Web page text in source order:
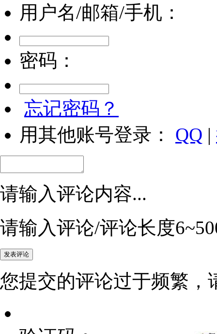
用户名/邮箱/手机：
密码：
忘记密码？
用其他账号登录： QQ |
请输入评论内容...
请输入评论/评论长度
您提交的评论过于频繁，